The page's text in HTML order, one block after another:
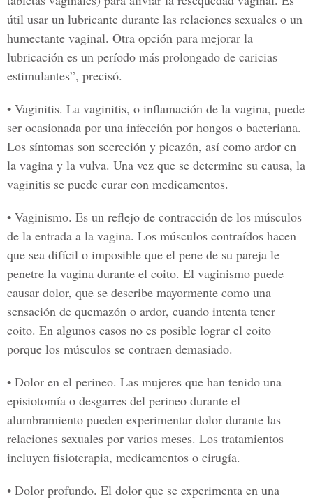
útil usar un lubricante durante las relaciones sexuales o un
humectante vaginal. Otra opción para mejorar la
lubricación es un período más prolongado de caricias
estimulantes”, precisó.
• Vaginitis. La vaginitis, o inflamación de la vagina, puede
ser ocasionada por una infección por hongos o bacteriana.
Los síntomas son secreción y picazón, así como ardor en
la vagina y la vulva. Una vez que se determine su causa, la
vaginitis se puede curar con medicamentos.
• Vaginismo. Es un reflejo de contracción de los músculos
de la entrada a la vagina. Los músculos contraídos hacen
que sea difícil o imposible que el pene de su pareja le
penetre la vagina durante el coito. El vaginismo puede
causar dolor, que se describe mayormente como una
sensación de quemazón o ardor, cuando intenta tener
coito. En algunos casos no es posible lograr el coito
porque los músculos se contraen demasiado.
• Dolor en el perineo. Las mujeres que han tenido una
episiotomía o desgarres del perineo durante el
alumbramiento pueden experimentar dolor durante las
relaciones sexuales por varios meses. Los tratamientos
incluyen fisioterapia, medicamentos o cirugía.
• Dolor profundo. El dolor que se experimenta en una